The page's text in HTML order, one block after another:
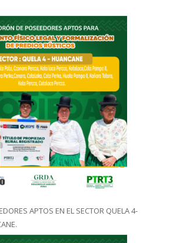
APTOS EN EL SECTOR QUELA 4-